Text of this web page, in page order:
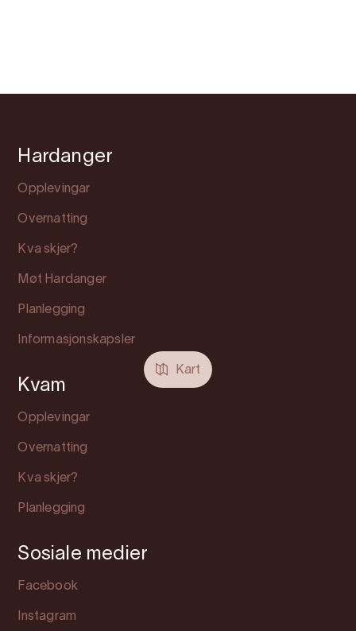
Kart
Hardanger
Opplevingar
Overnatting
Kva skjer?
Møt Hardanger
Planlegging
Informasjonskapsler
Kvam
Opplevingar
Overnatting
Kva skjer?
Planlegging
Sosiale medier
Facebook
Instagram